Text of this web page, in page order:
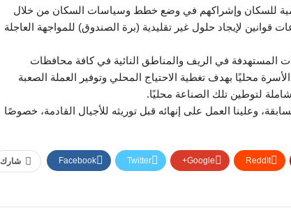
للسكان وإشراكهم في وضع خطط وسياسات السكان من خلال
قوانين لإيجاد حلول غير تقليدية (برة الصندوق) للمواجهة العاجلة
المستهدفة في الريف والمناطق النائية في كافة محافظات
محليًا بهدف تغطية الاحتياج المحلي وتوفير العملة الصعبة
لتوطين تلك الصناعة محليًا.
وعلينا العمل على إنهائه قبل توريثه للأجيال القادمة، خصوصًا
شارك Facebook Twitter Google+ ReddIt